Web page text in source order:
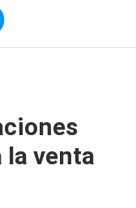
la venta